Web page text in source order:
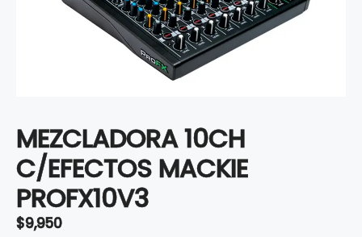
MEZCLADORA 10CH
C/EFECTOS MACKIE
PROFX10V3
$9,950